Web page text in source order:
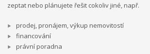
zeptat nebo plánujete řešit cokoliv jiné, např.
prodej, pronájem, výkup nemovitostí
financování
právní poradna